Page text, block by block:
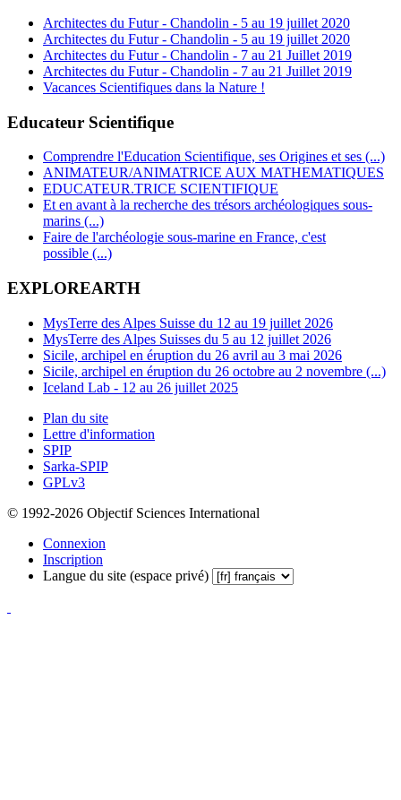
Architectes du Futur - Chandolin - 5 au 19 juillet 2020
Architectes du Futur - Chandolin - 5 au 19 juillet 2020
Architectes du Futur - Chandolin - 7 au 21 Juillet 2019
Architectes du Futur - Chandolin - 7 au 21 Juillet 2019
Vacances Scientifiques dans la Nature !
Educateur Scientifique
Comprendre l'Education Scientifique, ses Origines et ses (...)
ANIMATEUR/ANIMATRICE AUX MATHEMATIQUES
EDUCATEUR.TRICE SCIENTIFIQUE
Et en avant à la recherche des trésors archéologiques sous-
marins (...)
Faire de l'archéologie sous-marine en France, c'est
possible (...)
EXPLOREARTH
MysTerre des Alpes Suisse du 12 au 19 juillet 2026
MysTerre des Alpes Suisses du 5 au 12 juillet 2026
Sicile, archipel en éruption du 26 avril au 3 mai 2026
Sicile, archipel en éruption du 26 octobre au 2 novembre (...)
Iceland Lab - 12 au 26 juillet 2025
Plan du site
Lettre d'information
SPIP
Sarka-SPIP
GPLv3
© 1992-2026 Objectif Sciences International
Connexion
Inscription
Langue du site (espace privé)